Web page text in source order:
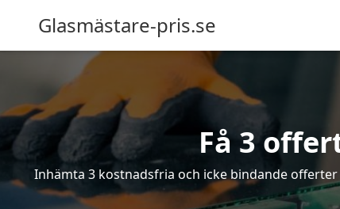
Glasmästare-pris.se
Få 3
Inhämta 3 kostnadsfria och icke bindande